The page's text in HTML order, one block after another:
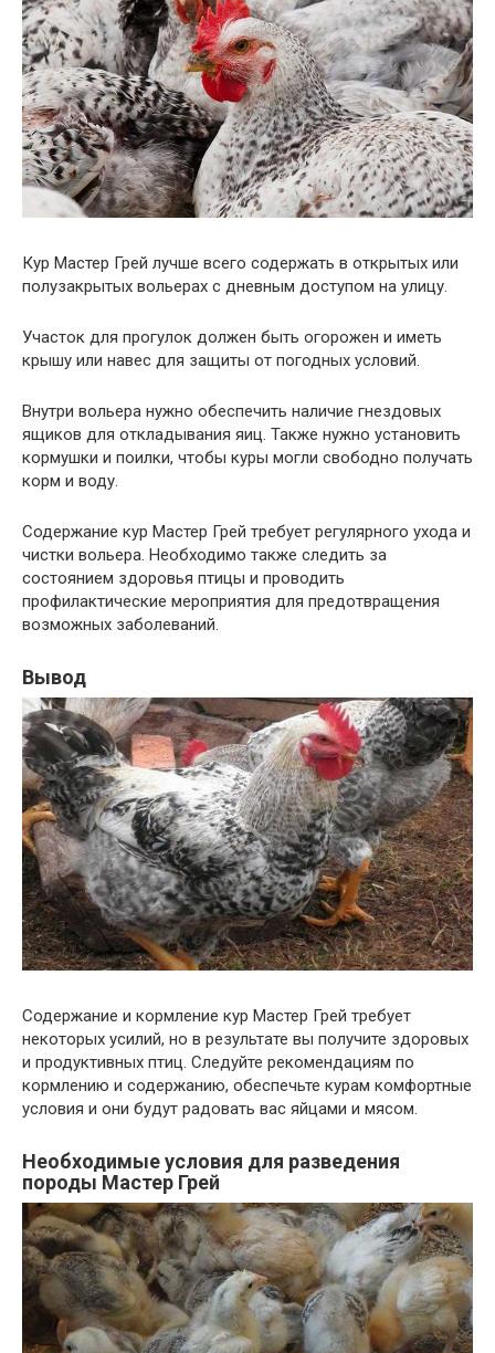
Кур Мастер Грей лучше всего содержать в открытых или
полузакрытых вольерах с дневным доступом на улицу.
Участок для прогулок должен быть огорожен и иметь
крышу или навес для защиты от погодных условий.
Внутри вольера нужно обеспечить наличие гнездовых
ящиков для откладывания яиц. Также нужно установить
кормушки и поилки, чтобы куры могли свободно получать
корм и воду.
Содержание кур Мастер Грей требует регулярного ухода и
чистки вольера. Необходимо также следить за
состоянием здоровья птицы и проводить
профилактические мероприятия для предотвращения
возможных заболеваний.
Вывод
Содержание и кормление кур Мастер Грей требует
некоторых усилий, но в результате вы получите здоровых
и продуктивных птиц. Следуйте рекомендациям по
кормлению и содержанию, обеспечьте курам комфортные
условия и они будут радовать вас яйцами и мясом.
Необходимые условия для разведения
породы Мастер Грей